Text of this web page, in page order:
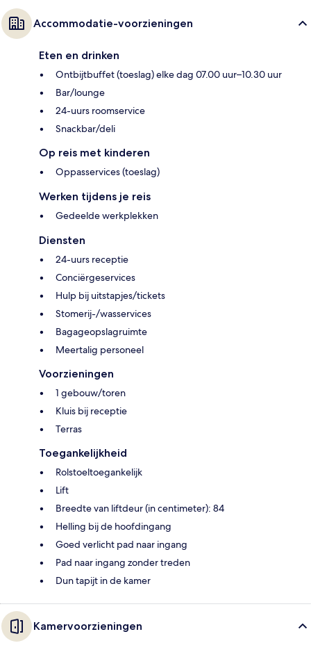
Accommodatie-voorzieningen
Eten en drinken
Ontbijtbuffet (toeslag) elke dag 07.00 uur–10.30 uur
Bar/lounge
24-uurs roomservice
Snackbar/deli
Op reis met kinderen
Oppasservices (toeslag)
Werken tijdens je reis
Gedeelde werkplekken
Diensten
24-uurs receptie
Conciërgeservices
Hulp bij uitstapjes/tickets
Stomerij-/wasservices
Bagageopslagruimte
Meertalig personeel
Voorzieningen
1 gebouw/toren
Kluis bij receptie
Terras
Toegankelijkheid
Rolstoeltoegankelijk
Lift
Breedte van liftdeur (in centimeter): 84
Helling bij de hoofdingang
Goed verlicht pad naar ingang
Pad naar ingang zonder treden
Dun tapijt in de kamer
Kamervoorzieningen